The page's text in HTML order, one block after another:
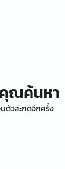
ณค้นหา
ตัวสะกดอีกครั้ง